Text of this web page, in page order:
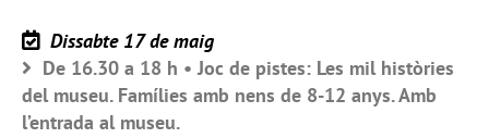
Dissabte 17 de maig
De 16.30 a 18 h • Joc de pistes: Les mil històries
del museu. Famílies amb nens de 8-12 anys. Amb
l’entrada al museu.